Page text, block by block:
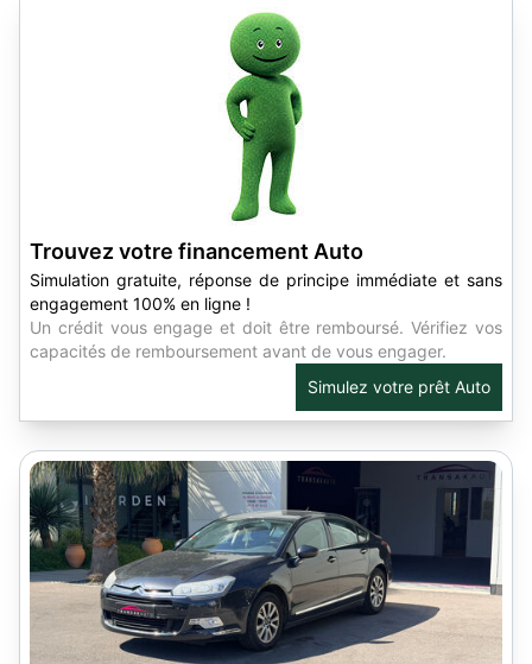
Trouvez votre financement Auto
Simulation gratuite, réponse de principe immédiate et sans
engagement 100% en ligne !
Un crédit vous engage et doit être remboursé. Vérifiez vos
capacités de remboursement avant de vous engager.
Simulez votre prêt Auto